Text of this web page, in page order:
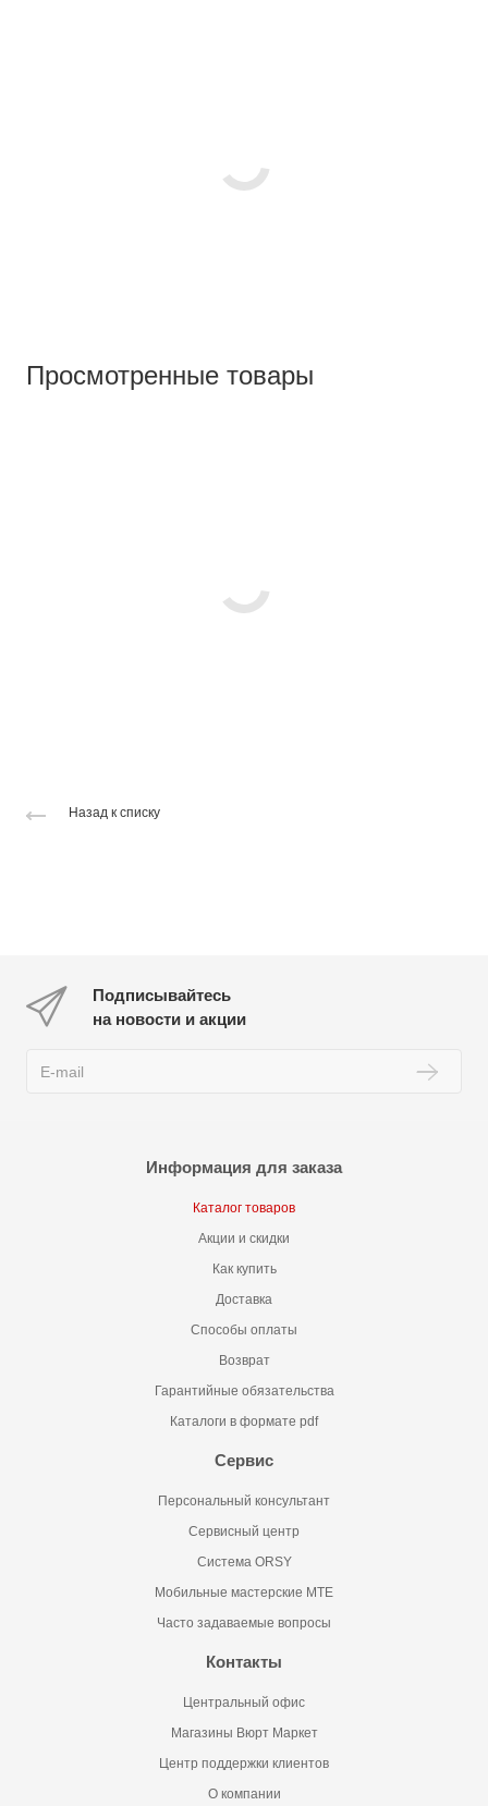
Просмотренные товары
Назад к списку
Подписывайтесь
на новости и акции
Информация для заказа
Каталог товаров
Акции и скидки
Как купить
Доставка
Способы оплаты
Возврат
Гарантийные обязательства
Каталоги в формате pdf
Сервис
Персональный консультант
Сервисный центр
Система ORSY
Мобильные мастерские MTE
Часто задаваемые вопросы
Контакты
Центральный офис
Магазины Вюрт Маркет
Центр поддержки клиентов
О компании